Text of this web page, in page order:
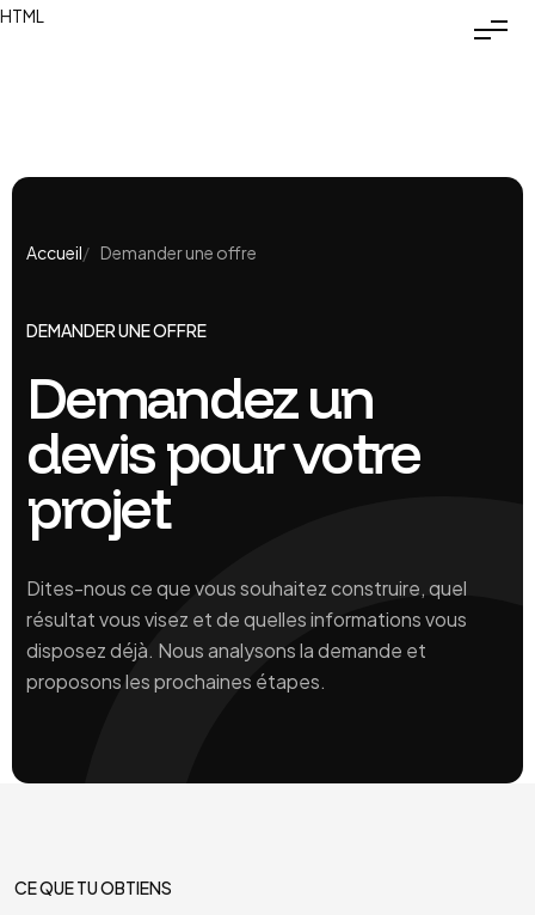
HTML
Accueil Demander une offre
DEMANDER UNE OFFRE
Demandez un
devis pour votre
projet
Dites-nous ce que vous souhaitez construire, quel
résultat vous visez et de quelles informations vous
disposez déjà. Nous analysons la demande et
proposons les prochaines étapes.
CE QUE TU OBTIENS